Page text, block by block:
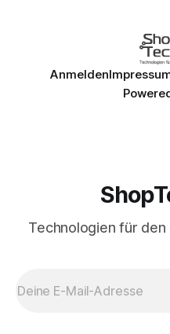
Anmelden
Technologien für